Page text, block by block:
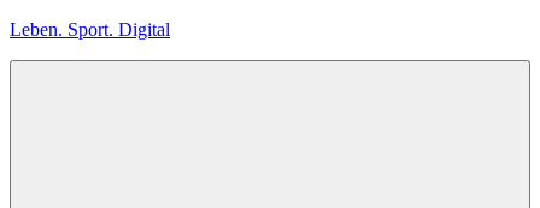
Zum
Leben. Sport. Digital